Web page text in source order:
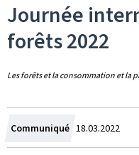
Journée
forêts 2022
Les forêts et la consommation et la
Communiqué Crée
le
18.03.2022